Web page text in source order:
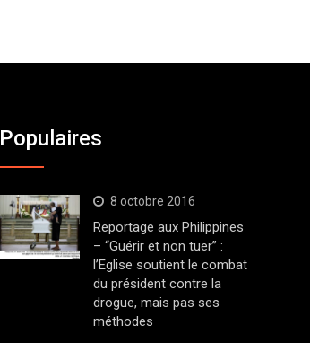
Populaires
8 octobre 2016
Reportage aux Philippines
– “Guérir et non tuer” :
l’Eglise soutient le combat
du président contre la
drogue, mais pas ses
méthodes